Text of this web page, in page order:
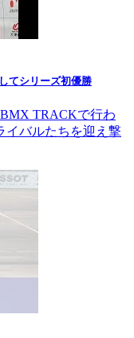
てシリーズ初優勝
TRACKで行わ
イバルたちを迎え撃